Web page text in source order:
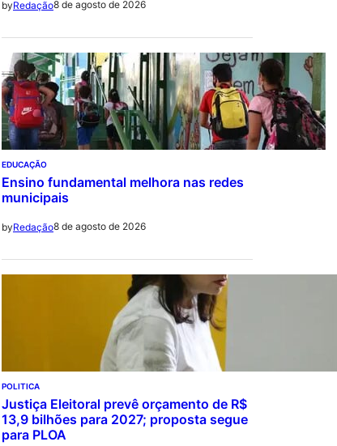
byRedação8 de agosto de 2026
EDUCAÇÃO
Ensino fundamental melhora nas redes
municipais
byRedação8 de agosto de 2026
POLITICA
Justiça Eleitoral prevê orçamento de R$
13,9 bilhões para 2027; proposta segue
para PLOA